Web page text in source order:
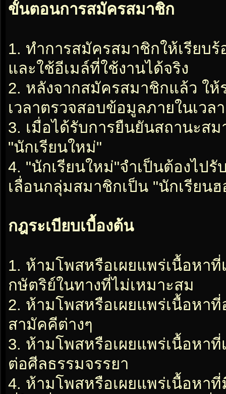
ขั้นตอนการสมัครสมาชิก
1. ทำการสมัครสมาชิกให้เรียบ
และใช้อีเมล์ที่ใช้งานได้จริง
2. หลังจากสมัครสมาชิกแล้ว ใ
เวลาตรวจสอบข้อมูลภายในเว
3. เมื่อได้รับการยืนยันสถานะส
"นักเรียนใหม่"
4. "นักเรียนใหม่"จำเป็นต้องไป
เลื่อนกลุ่มสมาชิกเป็น "นักเรียน
กฎระเบียบเบื้องต้น
1. ห้ามโพสหรือเผยแพร่เนื้อหา
กษัตริย์ในทางที่ไม่เหมาะสม
2. ห้ามโพสหรือเผยแพร่เนื้อหา
สามัคคีต่างๆ
3. ห้ามโพสหรือเผยแพร่เนื้อหา
ต่อศีลธรรมจรรยา
4. ห้ามโพสหรือเผยแพร่เนื้อหา